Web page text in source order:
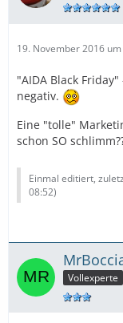
19. November 2016
"AIDA Black
negativ.
Eine "tolle"
schon SO
Einmal editiert,
08:52)
Vollexperte